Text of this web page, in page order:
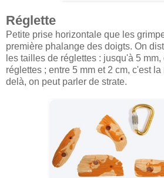
Réglette
Petite prise horizontale que les
première phalange des doigts. On
les tailles de réglettes : jusqu'à 5
réglettes ; entre 5 mm et 2 cm, c'est
delà, on peut parler de strate.